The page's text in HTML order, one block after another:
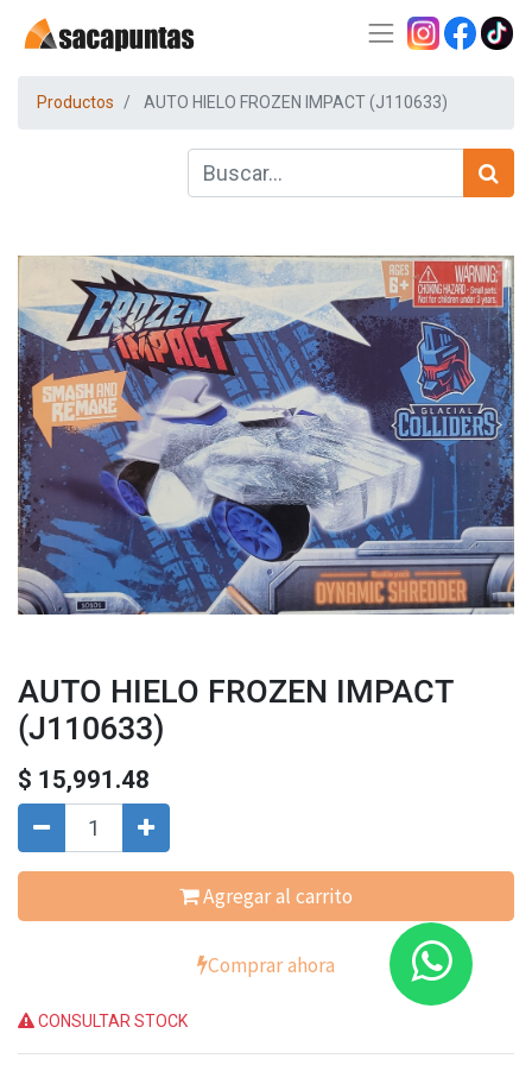
Productos AUTO HIELO FROZEN IMPACT (J110633)
AUTO HIELO FROZEN IMPACT
(J110633)
$ 15,991.48
Agregar al carrito
Comprar ahora
CONSULTAR STOCK